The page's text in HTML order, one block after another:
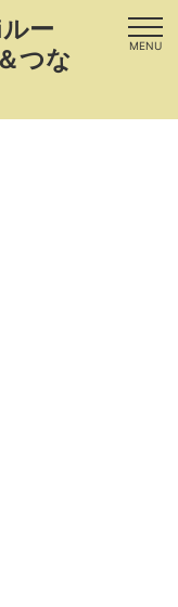
ー
つな
MENU